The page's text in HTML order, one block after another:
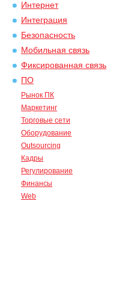
Интернет
Интеграция
Безопасность
Мобильная связь
Фиксированная связь
ПО
Рынок ПК
Маркетинг
Торговые сети
Оборудование
Outsourcing
Кадры
Регулирование
Финансы
Web